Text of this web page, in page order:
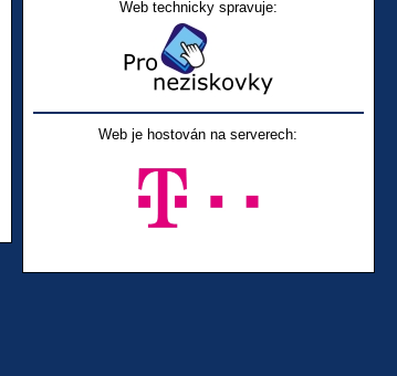
Web technicky spravuje:
Web je hostován na serverech: